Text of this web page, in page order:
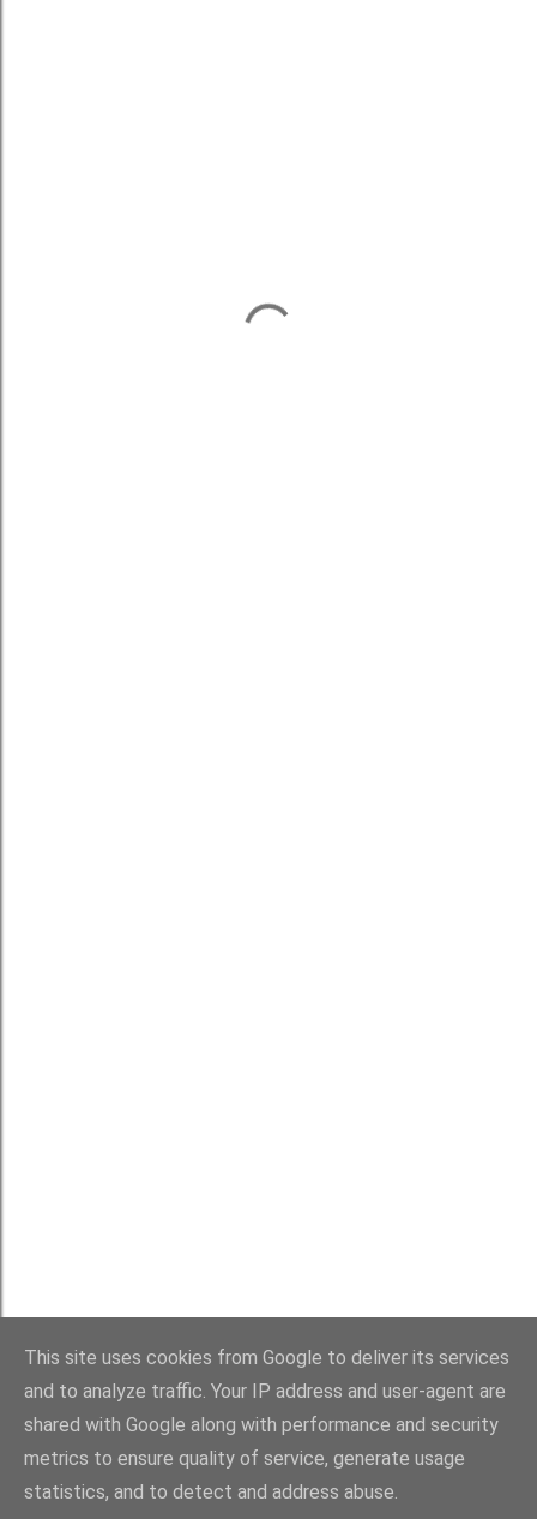
This site uses cookies from Google to deliver its services
and to analyze traffic. Your IP address and user-agent are
shared with Google along with performance and security
metrics to ensure quality of service, generate usage
statistics, and to detect and address abuse.